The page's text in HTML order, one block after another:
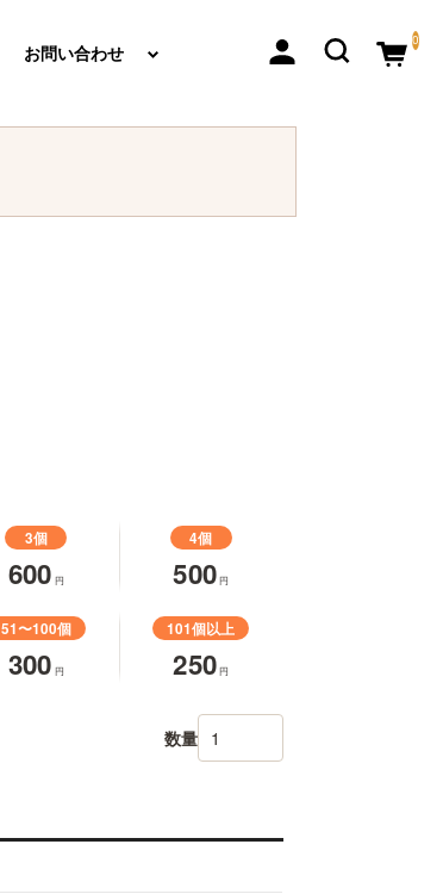
お問い合わせ
0
3個
600 円
4個
500円
51〜100個
300 円
101個以上
250円
数量